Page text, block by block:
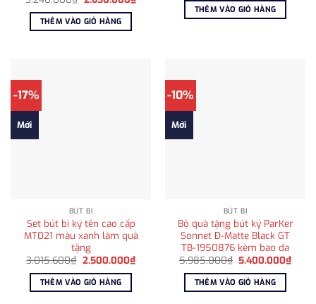
là:
3.240.000₫.
THÊM VÀO GIỎ HÀNG
là:
3.856.000₫.
THÊM VÀO GIỎ HÀNG
-17%
Mới
BÚT BI
Set bút bi ký tên cao cấp
MT021 màu xanh làm quà
tặng
3.015.600₫ Giá
là:
3.015.600₫.
2.500.000₫Giá
hiện
2.500.000₫.
THÊM VÀO GIỎ HÀNG
-10%
Mới
BÚT BI
Bộ quà tặng bút ký ParKer
Sonnet Đ-Matte Black GT
TB-1950876 kèm bao da
5.985.000₫ Giá
là:
5.985.000₫.
5.400.000₫Giá
hiện
THÊM VÀO GIỎ HÀNG